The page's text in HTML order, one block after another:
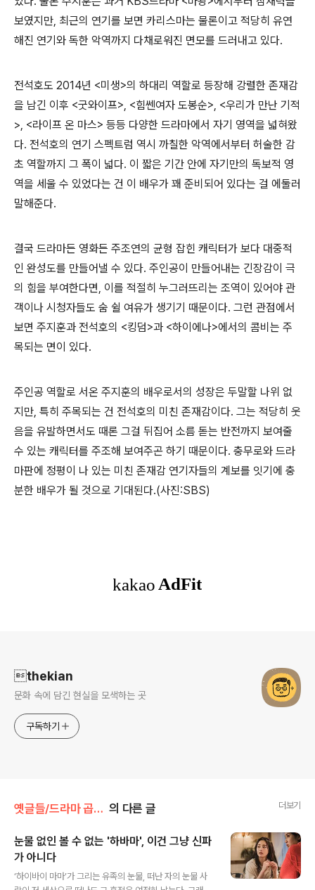
보였지만, 최근의 연기를 보면 카리스마는 물론이고 적당히 유연
해진 연기와 독한 악역까지 다채로워진 면모를 드러내고 있다.
전석호도 2014년 <미생>의 하대리 역할로 등장해 강렬한 존재감
을 남긴 이후 <굿와이프>, <힘쎈여자 도봉순>, <우리가 만난 기적
>, <라이프 온 마스> 등등 다양한 드라마에서 자기 영역을 넓혀왔
다. 전석호의 연기 스펙트럼 역시 까칠한 악역에서부터 허술한 감
초 역할까지 그 폭이 넓다. 이 짧은 기간 안에 자기만의 독보적 영
역을 세울 수 있었다는 건 이 배우가 꽤 준비되어 있다는 걸 에둘러
말해준다.
결국 드라마든 영화든 주조연의 균형 잡힌 캐릭터가 보다 대중적
인 완성도를 만들어낼 수 있다. 주인공이 만들어내는 긴장감이 극
의 힘을 부여한다면, 이를 적절히 누그러뜨리는 조역이 있어야 관
객이나 시청자들도 숨 쉴 여유가 생기기 때문이다. 그런 관점에서
보면 주지훈과 전석호의 <킹덤>과 <하이에나>에서의 콤비는 주
목되는 면이 있다.
주인공 역할로 서온 주지훈의 배우로서의 성장은 두말할 나위 없
지만, 특히 주목되는 건 전석호의 미친 존재감이다. 그는 적당히 웃
음을 유발하면서도 때론 그걸 뒤집어 소름 돋는 반전까지 보여줄
수 있는 캐릭터를 주조해 보여주곤 하기 때문이다. 충무로와 드라
마판에 정평이 나 있는 미친 존재감 연기자들의 계보를 잇기에 충
분한 배우가 될 것으로 기대된다.(사진:SBS)
thekian
문화 속에 담긴 현실을 모색하는 곳
구독하기
옛글들/드라마 곱씹기 의 다른 글 더보기
눈물 없인 볼 수 없는 '하바마', 이건 그냥 신파
가 아니다
‘하이바이 마마’가 그리는 유족의 눈물, 떠난 자의 눈물 사